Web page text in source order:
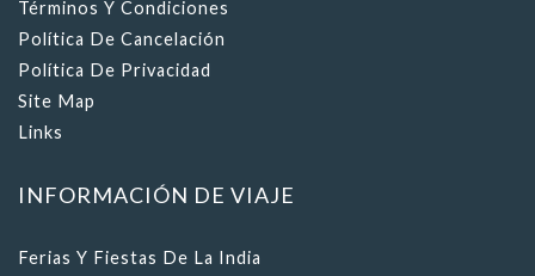
Política De Cancelación
Política De Privacidad
Site Map
Links
Atracciones Turísticas En India